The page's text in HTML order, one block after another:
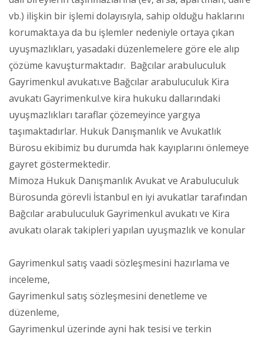
vb.) ilişkin bir işlemi dolayısıyla, sahip olduğu haklarını
korumakta.ya da bu işlemler nedeniyle ortaya çıkan
uyuşmazlıkları, yasadaki düzenlemelere göre ele alıp
çözüme kavuşturmaktadır. Bağcılar arabuluculuk
Gayrimenkul avukatı.ve Bağcılar arabuluculuk Kira
avukatı Gayrimenkul.ve kira hukuku dallarındaki
uyuşmazlıkları taraflar çözemeyince yargıya
taşımaktadırlar. Hukuk Danışmanlık ve Avukatlık
Bürosu ekibimiz bu durumda hak kayıplarını önlemeye
gayret göstermektedir.
Mimoza Hukuk Danışmanlık Avukat ve Arabuluculuk
Bürosunda görevli İstanbul en iyi avukatlar tarafından
Bağcılar arabuluculuk Gayrimenkul avukatı ve Kira
avukatı olarak takipleri yapılan uyuşmazlık ve konular
Gayrimenkul satış vaadi sözleşmesini hazırlama ve
inceleme,
Gayrimenkul satış sözleşmesini denetleme ve
düzenleme,
Gayrimenkul üzerinde ayni hak tesisi ve terkin